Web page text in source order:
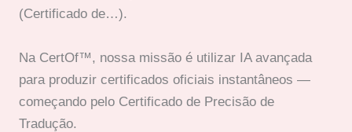
(Certificado de…).
Na CertOf™, nossa missão é utilizar IA avançada
para produzir certificados oficiais instantâneos —
começando pelo Certificado de Precisão de
Tradução.